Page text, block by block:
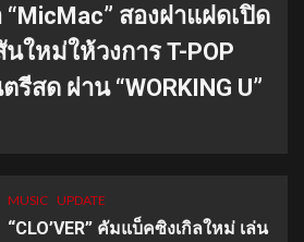
สองฝาแฝดเปิด
ใหม่ให้วงการ T-POP
สด ผ่าน “WORKING U”
MUSIC UPDATE
“CLO’VER” คัมแบ็คซิงเกิลใหม่ เล่น